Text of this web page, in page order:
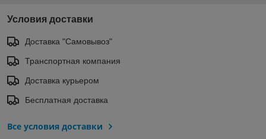
Условия доставки
Доставка "Самовывоз"
Транспортная компания
Доставка курьером
Бесплатная доставка
Все условия доставки